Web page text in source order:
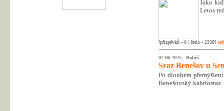
Jako
Letos
[příspěvků - 0 | četlo - 2338]
02.06.2025 - Bobeš
Sraz Benešov u
Po dlouhém
Benešovský kabriosraz.